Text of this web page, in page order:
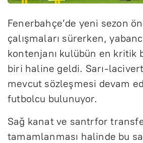
Fenerbahçe’de yeni sezon
çalışmaları sürerken,
kontenjanı kulübün en kritik
biri haline geldi. Sarı-
mevcut sözleşmesi devam
futbolcu bulunuyor.
Sağ kanat ve santrfor
tamamlanması halinde bu